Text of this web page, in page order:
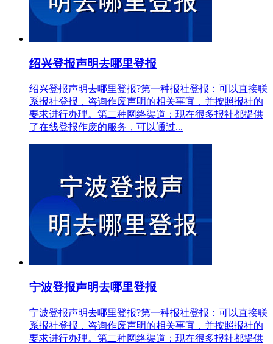
绍兴登报声明去哪里登报
绍兴登报声明去哪里登报?第一种报社登报：可以直接联
系报社登报，咨询作废声明的相关事宜，并按照报社的
要求进行办理。第二种网络渠道：现在很多报社都提供
了在线登报作废的服务，可以通过...
宁波登报声明去哪里登报
宁波登报声明去哪里登报?第一种报社登报：可以直接联
系报社登报，咨询作废声明的相关事宜，并按照报社的
要求进行办理。第二种网络渠道：现在很多报社都提供